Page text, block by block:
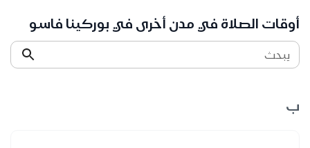
أوقات الصلاة في مدن أخرى في بوركينا فاسو
يبحث
ب